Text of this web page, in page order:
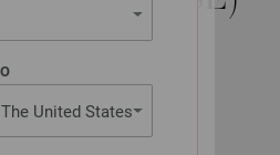
United States
No. 14 | Modell 15c